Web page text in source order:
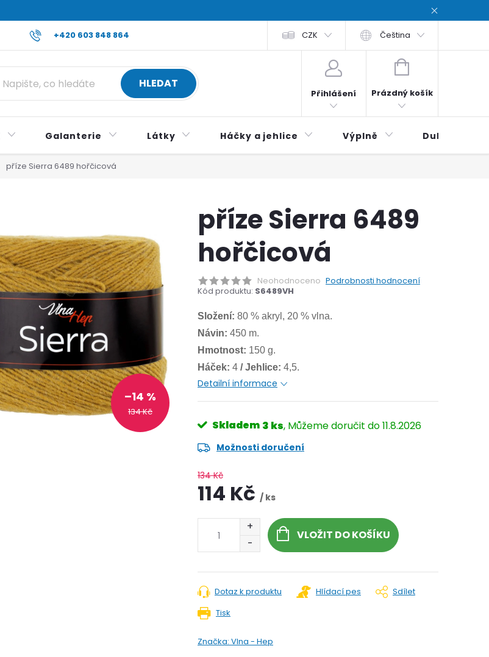
+420 603 848 864
Reklamace a vrácení zboží Všeobecné obchodní podmínky Zásady ochrana osobních údajů / Privacy
CZK Čeština
HLEDAT
Přihlášení
NÁKUPNÍ
Prázdný košík
Galanterie Látky Háčky a jehlice Výplně Duhová
příze Sierra 6489 hořčicová
134 Kč
–14 %
příze Sierra 6489
hořčicová
Neohodnoceno Podrobnosti hodnocení
Kód produktu: S6489VH
Složení: 80 % akryl, 20 % vlna.
Návin: 450 m.
Hmotnost: 150 g.
Háček: 4 / Jehlice: 4,5.
Detailní informace
Skladem 3 ks 11.8.2026
Možnosti doručení
134 Kč
114 Kč / ks
VLOŽIT DO KOŠÍKU
Tisk
Dotaz k produktu Hlídací pes Sdílet
Značka: Vlna - Hep